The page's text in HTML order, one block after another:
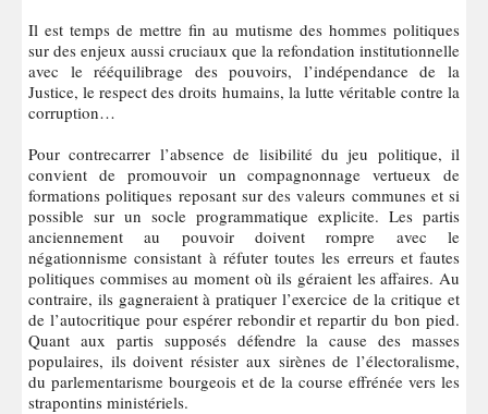
Il est temps de mettre fin au mutisme des hommes politiques
sur des enjeux aussi cruciaux que la refondation institutionnelle
avec le rééquilibrage des pouvoirs, l’indépendance de la
Justice, le respect des droits humains, la lutte véritable contre la
corruption…
Pour contrecarrer l’absence de lisibilité du jeu politique, il
convient de promouvoir un compagnonnage vertueux de
formations politiques reposant sur des valeurs communes et si
possible sur un socle programmatique explicite. Les partis
anciennement au pouvoir doivent rompre avec le
négationnisme consistant à réfuter toutes les erreurs et fautes
politiques commises au moment où ils géraient les affaires. Au
contraire, ils gagneraient à pratiquer l’exercice de la critique et
de l’autocritique pour espérer rebondir et repartir du bon pied.
Quant aux partis supposés défendre la cause des masses
populaires, ils doivent résister aux sirènes de l’électoralisme,
du parlementarisme bourgeois et de la course effrénée vers les
strapontins ministériels.